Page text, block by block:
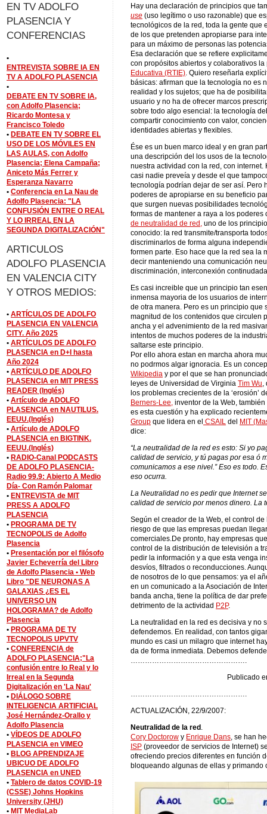
Hay una declaración de principios que
use (uso legítimo o uso razonable) que
tecnológicos de la red, toda la gente que
de los que pretenden apropiarse para
para un máximo de personas las
Esa declaración que se refiere
con propósitos abiertos y colaborativos
Educativa (RTIE) . Quiero reseñarla
básicas: afirman que la tecnología no es
realidad y los sujetos; que ha de
usuario y no ha de ofrecer marcos
sobre todo algo esencial: la tecnología
compartir conocimiento con valor,
identidades abiertas y flexibles.
Ése es un buen marco ideal y en gran
una descripción del los usos de la
nuestra actividad con la red, con
casi nadie preveía y desde el que
tecnología podrían dejar de ser así. Pero
poderes de apropiarse en su beneficio
que surgen nuevas posibilidades
formas de mantener a raya a los
de neutralidad de red, uno de los
conocido: la red transmite/transporta
discriminarlos de forma alguna
formen parte. Eso hace que la red sea la
decir manteniendo una comunicación
discriminación, interconexión
Es casi increible que un principio tan
inmensa mayoria de los usuarios de
de otra manera. Pero es un principio que
magnitud de los contenidos que circulen
ancha y el advenimiento de la red
intentos de muchos poderes de la
saltarse este principio.
Por ello ahora estan en marcha ahora
no podrmos algar ignoracia. Es un
Wikipedia y por el que se han
leyes de Universidad de Virginia Tim Wu
los problemas crecientes de la ‘erosión’
Berners-Lee, inventor de la Web,
es esta cuestión y ha explicado
Group que lidera en el CSAIL del MIT
dice:
“La neutralidad de la red es esto: Si yo
calidad de servicio, y tú pagas por esa ó
comunicamos a ese nivel.” Eso es todo.
eso ocurra.
La Neutralidad no es pedir que Internet
calidad de servicio por menos dinero. La
Según el creador de la Web, el control
riesgo de que las empresas puedan
comerciales.De pronto, hay empresas
control de la distribución de televisión a
pedir la información y a que esta venga
desvíos, filtrados o reconducciones.
de nosotros de lo que pensamos: ya el
en un comunicado a la Asociación de
banda ancha, tiene la política de dar
detrimento de la actividad P2P.
La neutralidad en la red es decisiva y no
defendemos. En realidad, con tantos
mundo es casi un milagro que internet
da de forma inmediata. Debemos
Publicado
ACTUALIZACIÓN, 22/9/2007:
Neutralidad de la red
Cory Doctorow y Enrique Dans , se han
ISP (proveedor de servicios de Internet)
ofreciendo precios diferentes en función
bloqueando algunas de ellas y primando
EN TV ADOLFO
PLASENCIA Y
CONFERENCIAS
•
ENTREVISTA SOBRE IA EN
TV A ADOLFO PLASENCIA
•
DEBATE EN TV SOBRE IA,
con Adolfo Plasencia;
Ricardo Montesa y
Francisco Toledo
• DEBATE EN TV SOBRE EL
USO DE LOS MÓVILES EN
LAS AULAS, con Adolfo
Plasencia; Elena Campaña;
Aniceto Más Ferrer y
Esperanza Navarro
• Conferencia en La Nau de
Adolfo Plasencia: "LA
CONFUSIÓN ENTRE O REAL
Y LO IRREAL EN LA
SEGUNDA DIGITALIZACIÓN"
ARTICULOS
ADOLFO PLASENCIA
EN VALENCIA CITY
Y OTROS MEDIOS:
• ARTÍCULOS DE ADOLFO
PLASENCIA EN VALENCIA
CITY. Año 2025
• ARTÍCULOS DE ADOLFO
PLASENCIA en D+I hasta
Año 2024
• ARTÍCULO DE ADOLFO
PLASENCIA en MIT PRESS
READER (Inglés)
• Artículo de ADOLFO
PLASENCIA en NAUTILUS.
EEUU.(Inglés)
• Artículo de ADOLFO
PLASENCIA en BIGTINK.
EEUU.(Inglés)
• RADIO-Canal PODCASTS
DE ADOLFO PLASENCIA-
Radio 99.9: Abierto A Medio
Día- Con Ramón Palomar
• ENTREVISTA de MIT
PRESS A ADOLFO
PLASENCIA
• PROGRAMA DE TV
TECNOPOLIS de Adolfo
Plasencia
• Presentación por el filósofo
Javier Echeverría del Libro
de Adolfo Plasencia • Web
Libro "DE NEURONAS A
GALAXIAS ¿ES EL
UNIVERSO UN
HOLOGRAMA? de Adolfo
Plasencia
• PROGRAMA DE TV
TECNOPOLIS UPVTV
• CONFERENCIA de
ADOLFO PLASENCIA;"La
confusión entre lo Real y lo
Irreal en la Segunda
Digitalización en 'La Nau'
• DIÁLOGO SOBRE
INTELIGENCIA ARTIFICIAL
José Hernández-Orallo y
Adolfo Plasencia
• VÍDEOS DE ADOLFO
PLASENCIA en VIMEO
• BLOG APRENDIZAJE
UBICUO DE ADOLFO
PLASENCIA en UNED
• Tablero de datos COVID-19
(CSSE) Johns Hopkins
University (JHU)
• MIT MediaLab